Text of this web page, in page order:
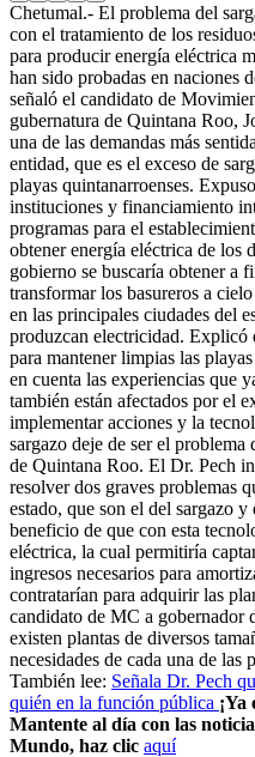
Chetumal.- El problema del
con el tratamiento de los
para producir energía eléctrica
han sido probadas en naciones
señaló el candidato de
gubernatura de Quintana Roo,
una de las demandas más
entidad, que es el exceso de
playas quintanarroenses.
instituciones y financiamiento
programas para el
obtener energía eléctrica de los
gobierno se buscaría obtener a
transformar los basureros a
en las principales ciudades del
produzcan electricidad. Explicó
para mantener limpias las
en cuenta las experiencias que
también están afectados por el
implementar acciones y la
sargazo deje de ser el problema
de Quintana Roo. El Dr. Pech
resolver dos graves problemas
estado, que son el del sargazo
beneficio de que con esta
eléctrica, la cual permitiría
ingresos necesarios para
contratarían para adquirir las
candidato de MC a gobernador
existen plantas de diversos
necesidades de cada una de las
También lee: Señala Dr. Pech
quién en la función pública ¡Ya
Mantente al día con las
Mundo, haz clic aquí